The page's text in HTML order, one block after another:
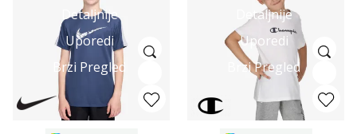
Detaljnije
Uporedi
Brzi Pregled
Detaljnije
Uporedi
Brzi Pregled